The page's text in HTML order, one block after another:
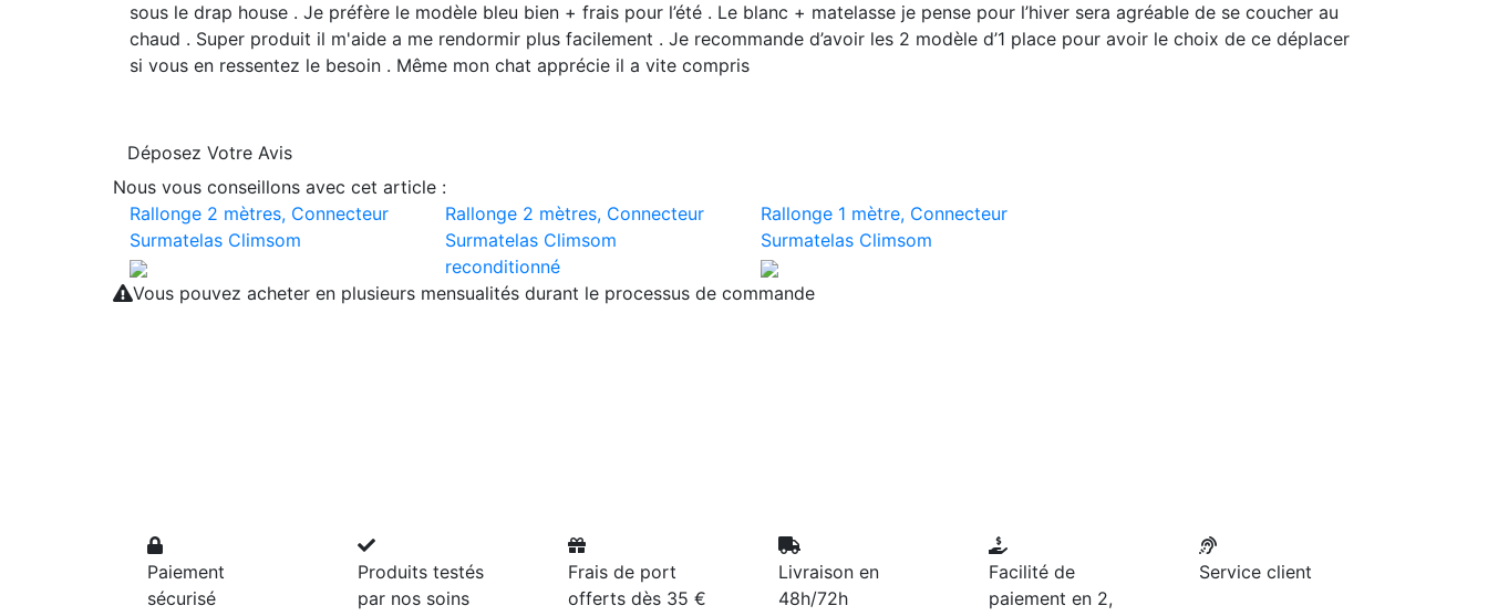
sous le drap house . Je préfère le modèle bleu bien + frais pour l’été . Le blanc + matelasse je pense pour l’hiver sera agréable de se coucher au
chaud . Super produit il m'aide a me rendormir plus facilement . Je recommande d’avoir les 2 modèle d’1 place pour avoir le choix de ce déplacer
si vous en ressentez le besoin . Même mon chat apprécie il a vite compris
Déposez Votre Avis
Nous vous conseillons avec cet article :
Rallonge 2 mètres, Connecteur
Surmatelas Climsom
Rallonge 2 mètres, Connecteur
Surmatelas Climsom
reconditionné
Rallonge 1 mètre, Connecteur
Surmatelas Climsom
Vous pouvez acheter en plusieurs mensualités durant le processus de commande
Paiement
sécurisé
Produits testés
par nos soins
Frais de port
offerts dès 35 €
Livraison en
48h/72h
Facilité de
paiement en 2,
Service client